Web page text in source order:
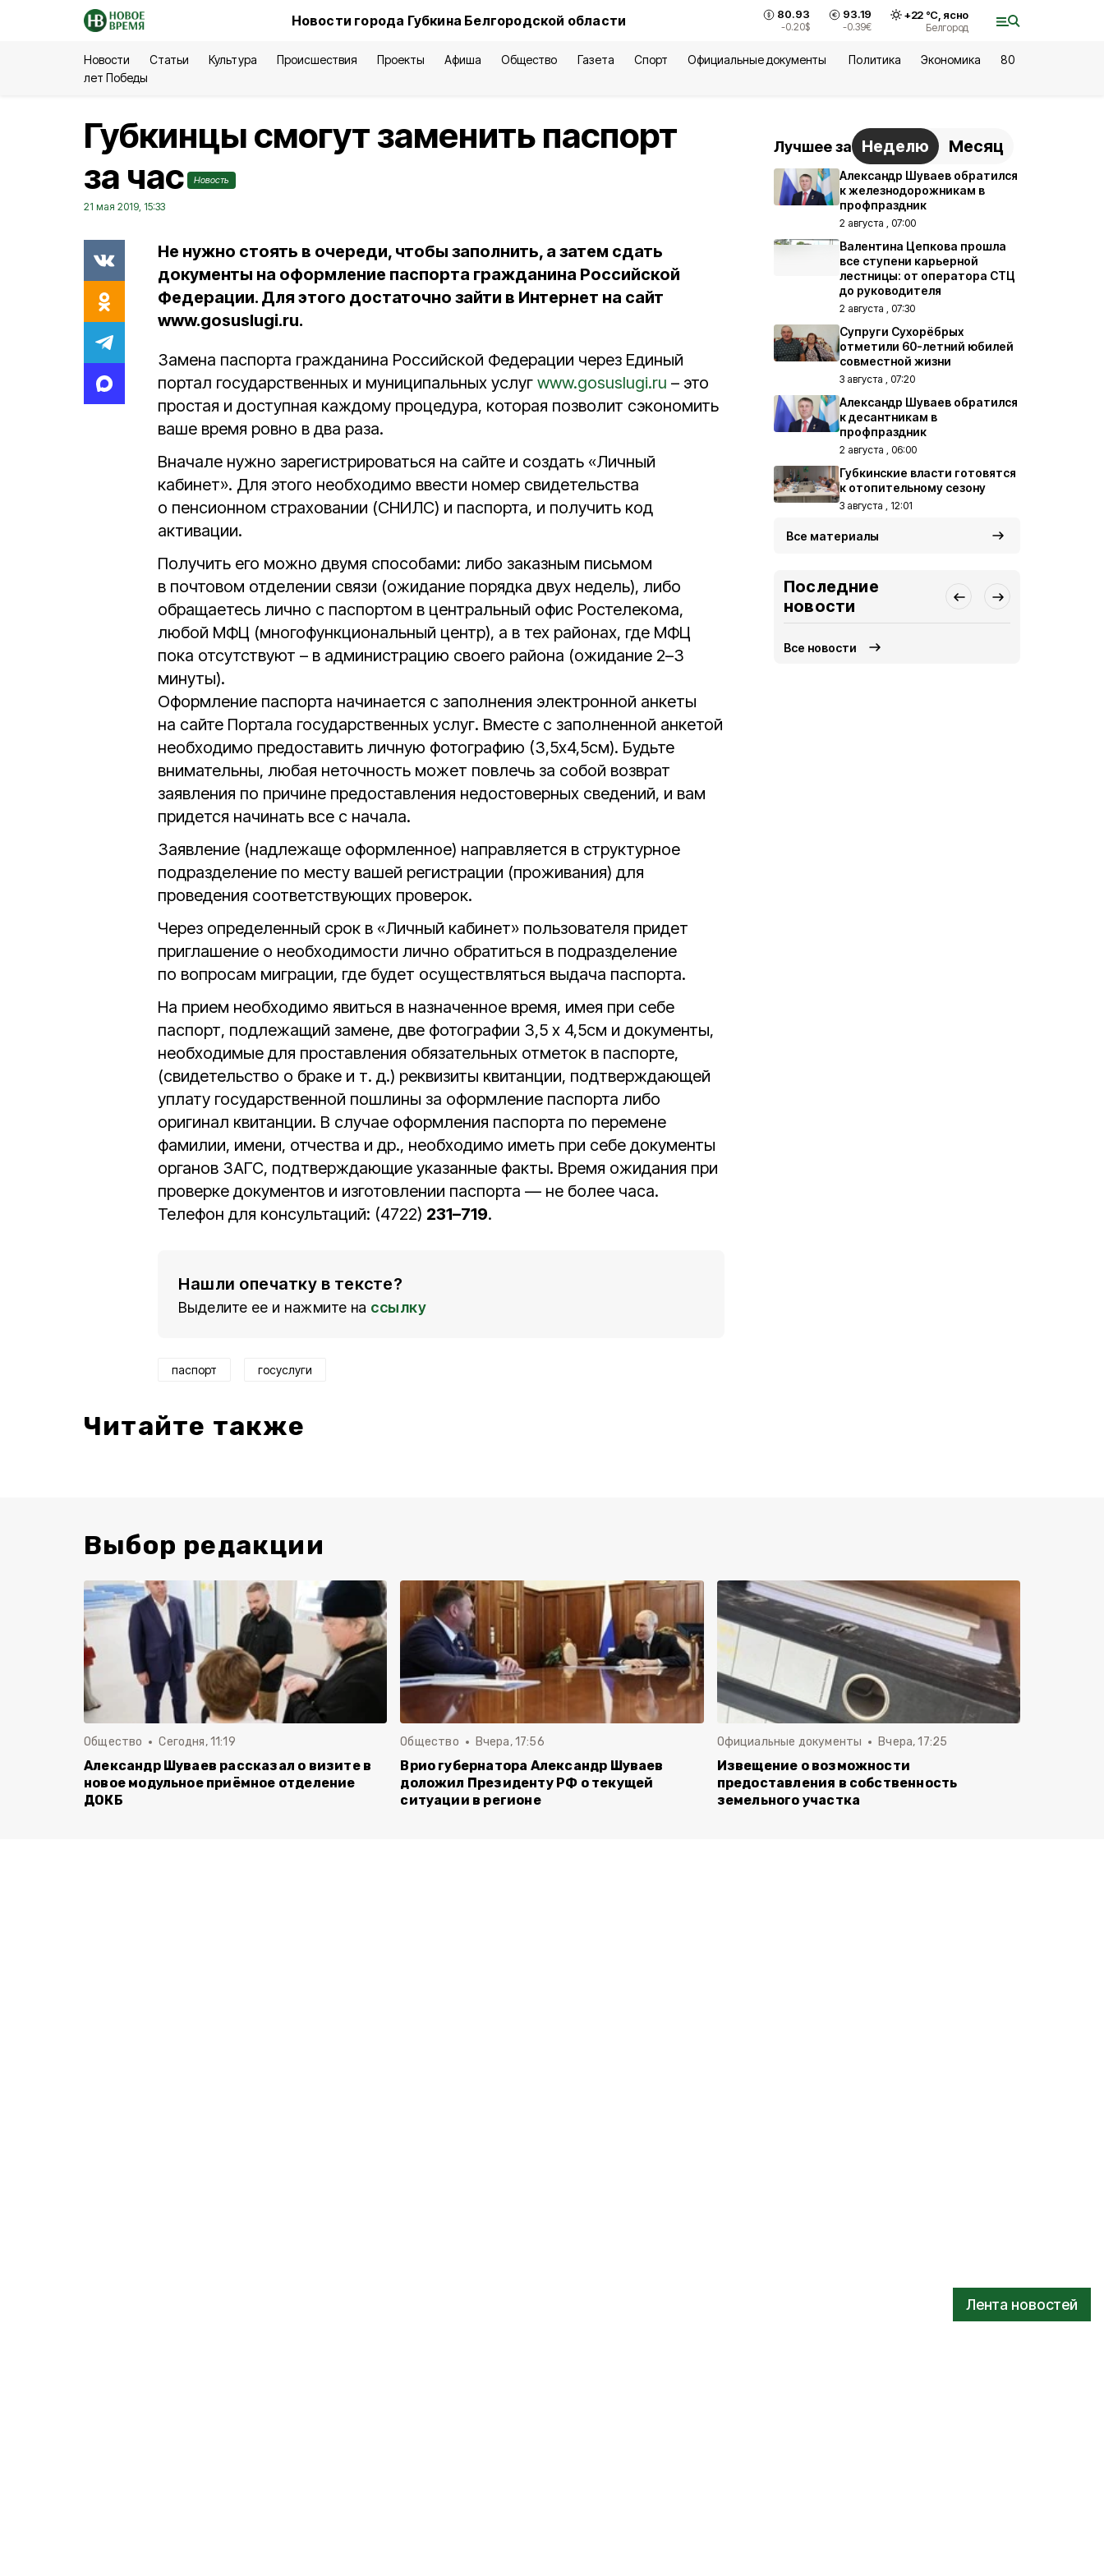
Новости города Губкина Белгородской области 80.93
-0.20$
93.19
-0.39€
+22°С, ясно
Белгород
Новости Статьи Культура Происшествия Проекты Афиша Общество Газета Спорт Официальные документы Политика Экономика
80
лет Победы
Лента новостей
Губкинцы смогут заменить паспорт
за час
Новость
21 мая 2019, 15:33
Не нужно стоять в очереди, чтобы заполнить, а затем сдать
документы на оформление паспорта гражданина Российской
Федерации. Для этого достаточно зайти в Интернет на сайт
www.gosuslugi.ru.
Замена паспорта гражданина Российской Федерации через Единый
портал государственных и муниципальных услуг www.gosuslugi.ru – это
простая и доступная каждому процедура, которая позволит сэкономить
ваше время ровно в два раза.
Вначале нужно зарегистрироваться на сайте и создать «Личный
кабинет». Для этого необходимо ввести номер свидетельства
о пенсионном страховании (СНИЛС) и паспорта, и получить код
активации.
Получить его можно двумя способами: либо заказным письмом
в почтовом отделении связи (ожидание порядка двух недель), либо
обращаетесь лично с паспортом в центральный офис Ростелекома,
любой МФЦ (многофункциональный центр), а в тех районах, где МФЦ
пока отсутствуют – в администрацию своего района (ожидание 2–3
минуты).
Оформление паспорта начинается с заполнения электронной анкеты
на сайте Портала государственных услуг. Вместе с заполненной анкетой
необходимо предоставить личную фотографию (3,5x4,5см). Будьте
внимательны, любая неточность может повлечь за собой возврат
заявления по причине предоставления недостоверных сведений, и вам
придется начинать все с начала.
Заявление (надлежаще оформленное) направляется в структурное
подразделение по месту вашей регистрации (проживания) для
проведения соответствующих проверок.
Через определенный срок в «Личный кабинет» пользователя придет
приглашение о необходимости лично обратиться в подразделение
по вопросам миграции, где будет осуществляться выдача паспорта.
На прием необходимо явиться в назначенное время, имея при себе
паспорт, подлежащий замене, две фотографии 3,5 x 4,5см и документы,
необходимые для проставления обязательных отметок в паспорте,
(свидетельство о браке и т. д.) реквизиты квитанции, подтверждающей
уплату государственной пошлины за оформление паспорта либо
оригинал квитанции. В случае оформления паспорта по перемене
фамилии, имени, отчества и др., необходимо иметь при себе документы
органов ЗАГС, подтверждающие указанные факты. Время ожидания при
проверке документов и изготовлении паспорта — не более часа.
Телефон для консультаций: (4722) 231–719.
Нашли опечатку в тексте?
Выделите ее и нажмите на ссылку
паспорт госуслуги
Читайте также
Лучшее за Неделю Месяц
Александр Шуваев обратился
к железнодорожникам в
профпраздник
2 августа , 07:00
Валентина Цепкова прошла
все ступени карьерной
лестницы: от оператора СТЦ
до руководителя
2 августа , 07:30
Супруги Сухорёбрых
отметили 60-летний юбилей
совместной жизни
3 августа , 07:20
Александр Шуваев обратился
к десантникам в
профпраздник
2 августа , 06:00
Губкинские власти готовятся
к отопительному сезону
3 августа , 12:01
Все материалы
Последние
новости
Все новости
Выбор редакции
Общество Сегодня, 11:19
Александр Шуваев рассказал о визите в
новое модульное приёмное отделение
ДОКБ
Общество Вчера, 17:56
Врио губернатора Александр Шуваев
доложил Президенту РФ о текущей
ситуации в регионе
Официальные документы Вчера, 17:25
Извещение о возможности
предоставления в собственность
земельного участка